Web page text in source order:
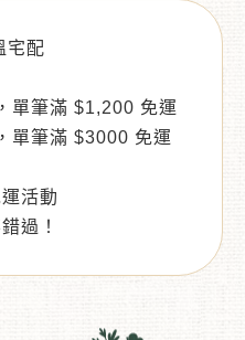
宅配
單筆滿 $1,200 免運
單筆滿 $3000 免運
活動
過！